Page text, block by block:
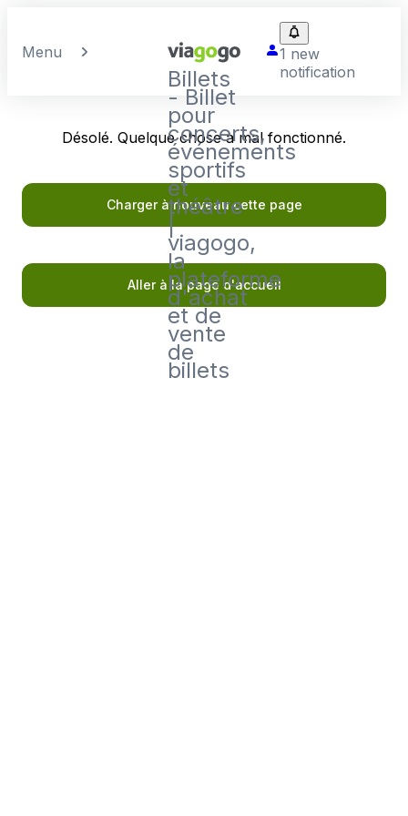
Menu
Billets
- Billet
pour
concerts,
événements
sportifs
et
théâtre
|
viagogo,
la
plateforme
d'achat
et de
vente
de
billets
1 new
notification
Désolé. Quelque chose a mal fonctionné.
Charger à nouveau cette page
Aller à la page d'accueil